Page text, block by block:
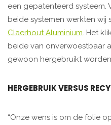
een gepatenteerd systeem.
beide systemen werkten wij
Claerhout Aluminium. Het
beide van onverwoestbaar
gewoon hergebruikt
HERGEBRUIK VERSUS
“Onze wens is om de folie